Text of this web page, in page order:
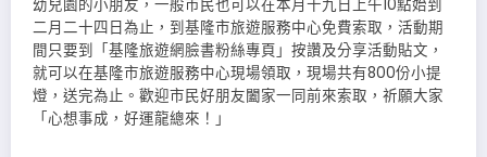
幼兒園的小朋友，一般市民也可以在本月十九日上午10點始到
二月二十四日為止，到基隆市旅遊服務中心免費索取，活動期
間只要到「基隆旅遊網臉書粉絲專頁」按讚及分享活動貼文，
就可以在基隆市旅遊服務中心現場領取，現場共有800份小提
燈，送完為止。歡迎市民好朋友闔家一同前來索取，祈願大家
「心想事成，好運龍總來！」